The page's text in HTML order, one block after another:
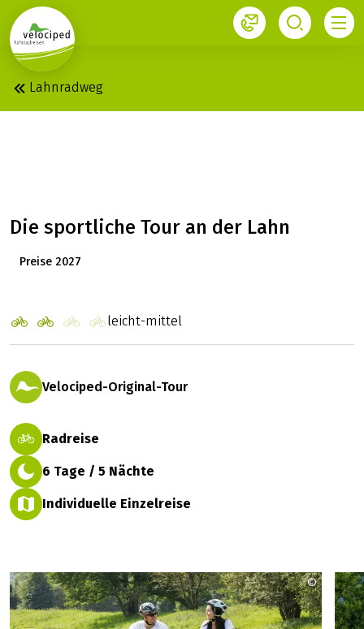
1
Lahnradweg
Die sportliche Tour an der Lahn
Preise 2027
Radreise
6 Tage / 5 Nächte
Individuelle Einzelreise
Velociped-Original-Tour
leicht-mittel
©